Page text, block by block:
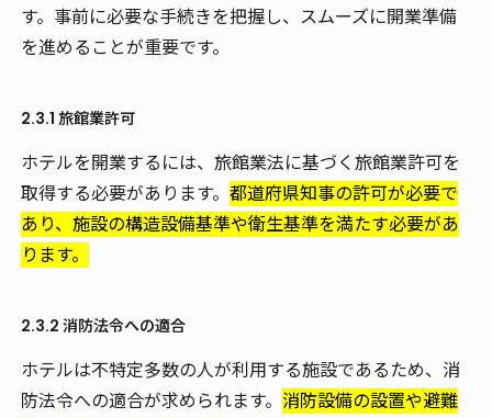
す。事前に必要な手続きを把握し、スムーズに開業準備
を進めることが重要です。
2.3.1 旅館業許可
ホテルを開業するには、旅館業法に基づく旅館業許可を
取得する必要があります。 都道府県知事の許可が必要で
あり、施設の構造設備基準や衛生基準を満たす必要があ
ります。
2.3.2 消防法令への適合
ホテルは不特定多数の人が利用する施設であるため、消
防法令への適合が求められます。 消防設備の設置や避難